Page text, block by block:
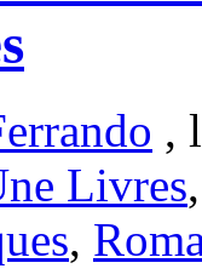
,
Livres
,